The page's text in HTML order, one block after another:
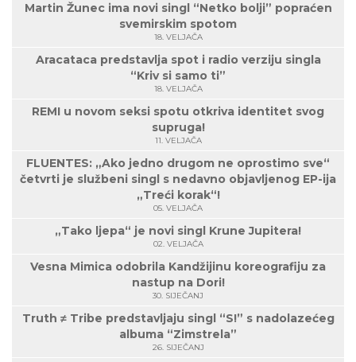
Martin Žunec ima novi singl “Netko bolji” popraćen
svemirskim spotom
18. VELJAČA
Aracataca predstavlja spot i radio verziju singla
“Kriv si samo ti”
18. VELJAČA
REMI u novom seksi spotu otkriva identitet svog
supruga!
11. VELJAČA
FLUENTES: „Ako jedno drugom ne oprostimo sve“
četvrti je službeni singl s nedavno objavljenog EP-ija
„Treći korak“!
05. VELJAČA
„Tako ljepa“ je novi singl Krune Jupitera!
02. VELJAČA
Vesna Mimica odobrila Kandžijinu koreografiju za
nastup na Dori!
30. SIJEČANJ
Truth ≠ Tribe predstavljaju singl “S!” s nadolazećeg
albuma “Zimstrela”
26. SIJEČANJ